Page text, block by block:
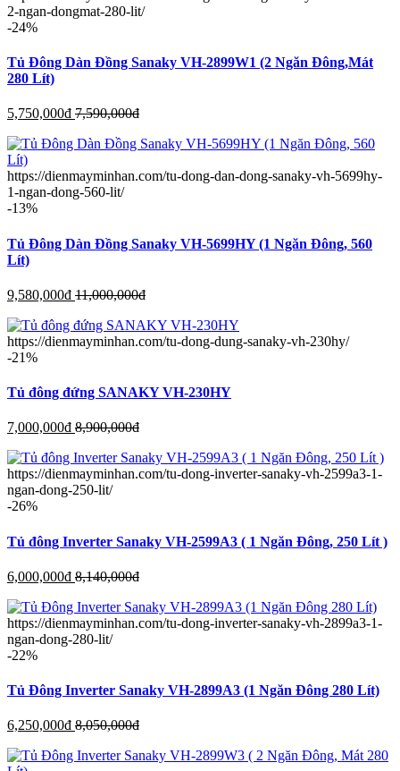
2-ngan-dongmat-280-lit/
-24%
Tủ Đông Dàn Đồng Sanaky VH-2899W1 (2 Ngăn Đông,Mát
280 Lít)
5,750,000đ 7,590,000đ
https://dienmayminhan.com/tu-dong-dan-dong-sanaky-vh-5699hy-
1-ngan-dong-560-lit/
-13%
Tủ Đông Dàn Đồng Sanaky VH-5699HY (1 Ngăn Đông, 560
Lít)
9,580,000đ 11,000,000đ
https://dienmayminhan.com/tu-dong-dung-sanaky-vh-230hy/
-21%
Tủ đông đứng SANAKY VH-230HY
7,000,000đ 8,900,000đ
https://dienmayminhan.com/tu-dong-inverter-sanaky-vh-2599a3-1-
ngan-dong-250-lit/
-26%
Tủ đông Inverter Sanaky VH-2599A3 ( 1 Ngăn Đông, 250 Lít )
6,000,000đ 8,140,000đ
https://dienmayminhan.com/tu-dong-inverter-sanaky-vh-2899a3-1-
ngan-dong-280-lit/
-22%
Tủ Đông Inverter Sanaky VH-2899A3 (1 Ngăn Đông 280 Lít)
6,250,000đ 8,050,000đ